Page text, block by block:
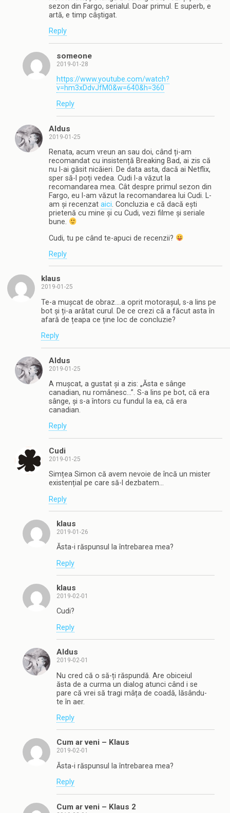
sezon din Fargo, serialul. Doar primul. E superb, e
artă, e timp câștigat.
Reply
someone
2019-01-28
https://www.youtube.com/watch?
v=hm3xDdvJfM0&w=640&h=360
Reply
Aldus
2019-01-25
Renata, acum vreun an sau doi, când ți-am
recomandat cu insistență Breaking Bad, ai zis că
nu l-ai găsit nicăieri. De data asta, dacă ai Netflix,
sper să-l poți vedea. Cudi l-a văzut la
recomandarea mea. Cât despre primul sezon din
Fargo, eu l-am văzut la recomandarea lui Cudi. L-
am și recenzat aici. Concluzia e că dacă ești
prietenă cu mine și cu Cudi, vezi filme și seriale
bune.
Cudi, tu pe când te-apuci de recenzii?
Reply
klaus
2019-01-25
Te-a mușcat de obraz….a oprit motorașul, s-a lins pe
bot și ți-a arătat curul. De ce crezi că a făcut asta în
afară de țeapa ce ține loc de concluzie?
Reply
Aldus
2019-01-25
A mușcat, a gustat și a zis: „Ăsta e sânge
canadian, nu românesc…”. S-a lins pe bot, că era
sânge, și s-a întors cu fundul la ea, că era
canadian.
Reply
Cudi
2019-01-25
Simțea Simon că avem nevoie de încă un mister
existențial pe care să-l dezbatem…
Reply
klaus
2019-01-26
Ăsta-i răspunsul la întrebarea mea?
Reply
klaus
2019-02-01
Cudi?
Reply
Aldus
2019-02-01
Nu cred că o să-ți răspundă. Are obiceiul
ăsta de a curma un dialog atunci când i se
pare că vrei să tragi mâța de coadă, lăsându-
te în aer.
Reply
Cum ar veni – Klaus
2019-02-01
Ăsta-i răspunsul la întrebarea mea?
Reply
Cum ar veni – Klaus 2